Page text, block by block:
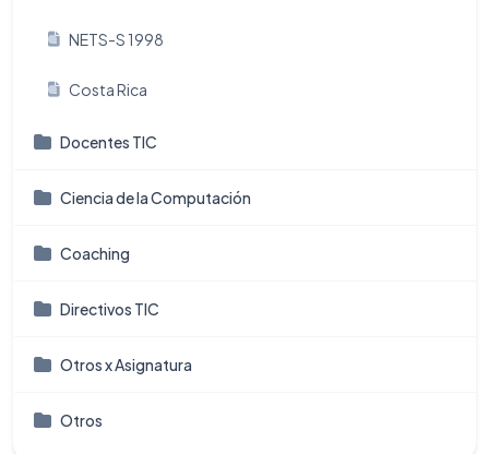
NETS-S 1998
Costa Rica
Docentes TIC
Ciencia de la Computación
Coaching
Directivos TIC
Otros x Asignatura
Otros